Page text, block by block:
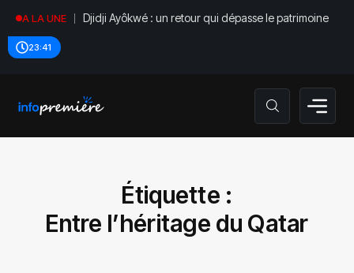
A LA UNE Djidji Ayôkwé : un retour qui dépasse le patrimoine
23:41
Étiquette :
Entre l’héritage du Qatar